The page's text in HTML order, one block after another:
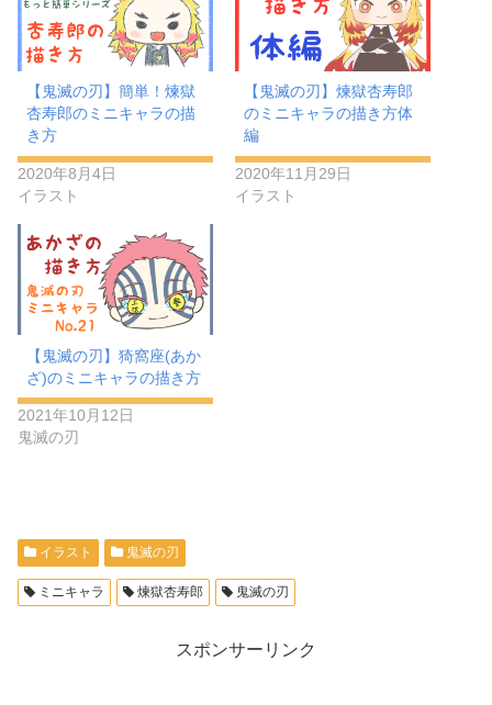
【鬼滅の刃】簡単！煉獄
杏寿郎のミニキャラの描
き方
2020年8月4日
イラスト
【鬼滅の刃】煉獄杏寿郎
のミニキャラの描き方体
編
2020年11月29日
イラスト
【鬼滅の刃】猗窩座(あか
ざ)のミニキャラの描き方
2021年10月12日
鬼滅の刃
イラスト 鬼滅の刃
ミニキャラ 煉獄杏寿郎 鬼滅の刃
スポンサーリンク